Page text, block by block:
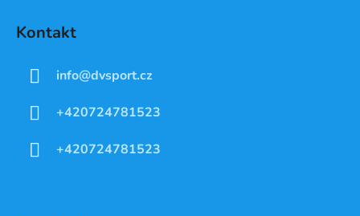
Kontakt
info@dvsport.cz
+420724781523
+420724781523